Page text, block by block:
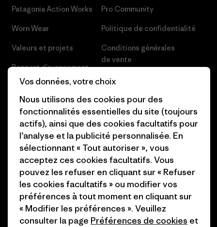
Patagonia Action Works
Worn Wear
Valeurs et projets
Rapport d’avancement
Business Unusual
Objectifs climatiques
1% For The Planet
Comment nous finançons
Cartes cadeaux
Nos magasins
Pro Community
Politique de confidentialité
Conditions générales
de vente
Préférences de cookie
Carrières
Presse et media
Industry program
Programme d’affiliation
Patagonia France Plan du site
Vos données, votre choix
Nous utilisons des cookies pour des
fonctionnalités essentielles du site (toujours
actifs), ainsi que des cookies facultatifs pour
l’analyse et la publicité personnalisée. En
sélectionnant « Tout autoriser », vous
acceptez ces cookies facultatifs. Vous
pouvez les refuser en cliquant sur « Refuser
les cookies facultatifs » ou modifier vos
préférences à tout moment en cliquant sur
« Modifier les préférences ». Veuillez
consulter la page Préférences de cookies et